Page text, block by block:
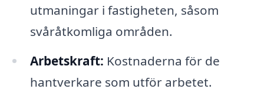
utmaningar i fastigheten, såsom
svåråtkomliga områden.
Arbetskraft: Kostnaderna för de
hantverkare som utför arbetet.